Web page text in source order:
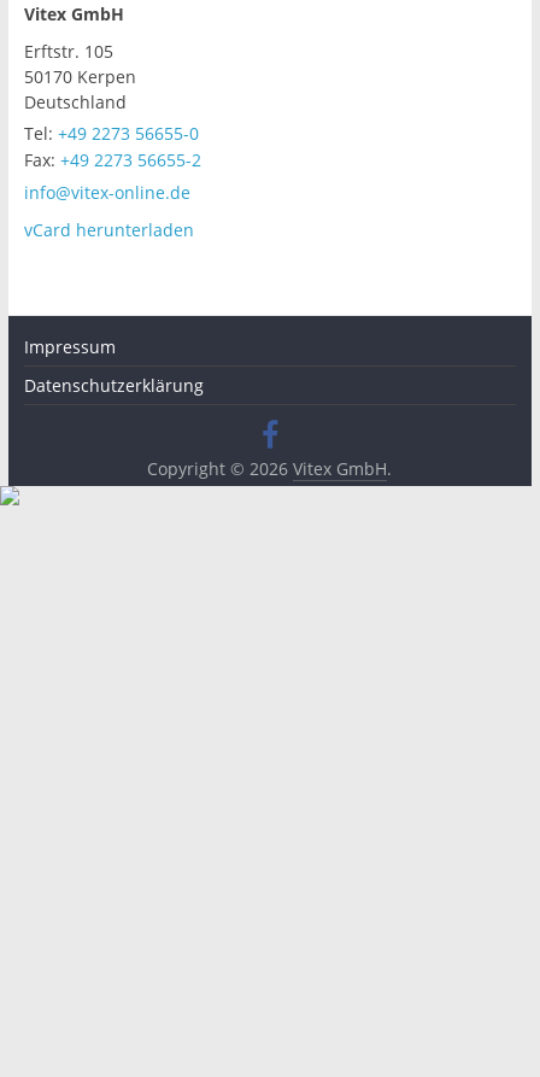
Vitex GmbH
Erftstr. 105
50170 Kerpen
Deutschland
Tel: +49 2273 56655-0
Fax: +49 2273 56655-2
info@vitex-online.de
vCard herunterladen
Impressum
Datenschutzerklärung
Copyright © 2026Vitex GmbH.